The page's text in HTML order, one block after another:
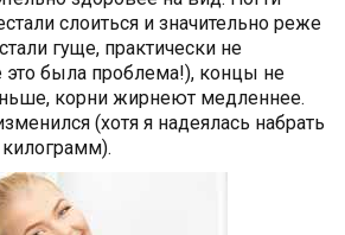
слоиться и значительно реже
гуще, практически не
была проблема!), концы не
корни жирнеют медленнее.
(хотя я надеялась набрать